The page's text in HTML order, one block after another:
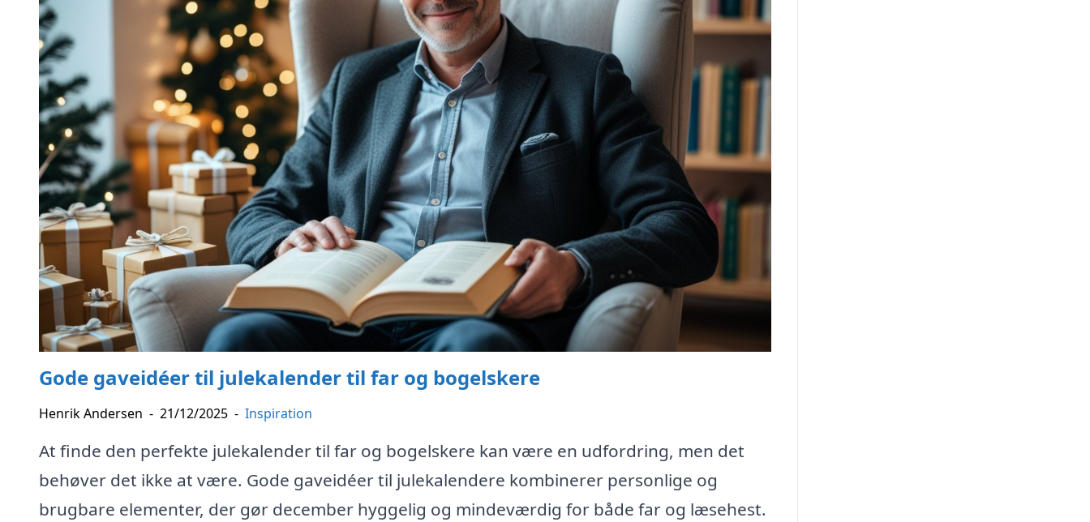
Gode gaveidéer til julekalender til far og bogelskere
Henrik Andersen - 21/12/2025 - Inspiration
At finde den perfekte julekalender til far og bogelskere kan være en udfordring, men det
behøver det ikke at være. Gode gaveidéer til julekalendere kombinerer personlige og
brugbare elementer, der gør december hyggelig og mindeværdig for både far og læsehest.